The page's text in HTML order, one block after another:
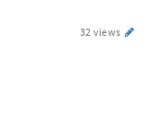
32 views